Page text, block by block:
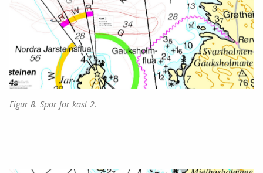
Figur 8. Spor for kast 2.